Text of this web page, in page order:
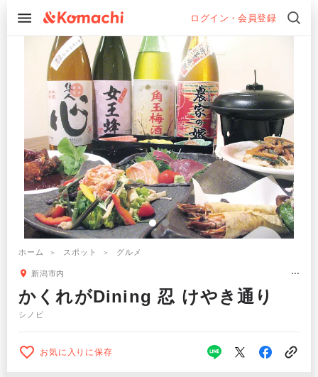
ログイン・会員登録
ホーム スポット グルメ
新潟市内
かくれがDining 忍 けやき通り
シノビ
お気に入りに保存